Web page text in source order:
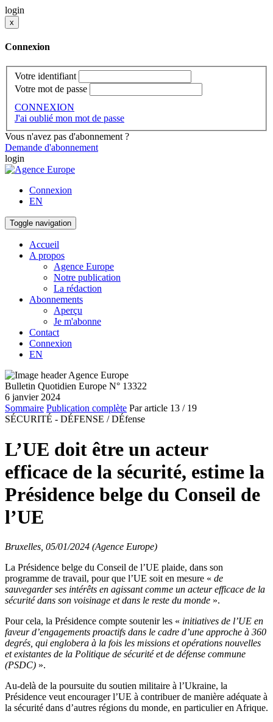
login
x
Connexion
Votre identifiant
Votre mot de passe
CONNEXION
J'ai oublié mon mot de passe
Vous n'avez pas d'abonnement ?
Demande d'abonnement
login
Connexion
EN
Toggle navigation
Accueil
A propos
Agence Europe
Notre publication
La rédaction
Abonnements
Aperçu
Je m'abonne
Contact
Connexion
EN
Bulletin Quotidien Europe N° 13322
6 janvier 2024
Sommaire Publication complète Par article 13 / 19
SÉCURITÉ - DÉFENSE / DÉfense
L’UE doit être un acteur
efficace de la sécurité, estime la
Présidence belge du Conseil de
l’UE
Bruxelles, 05/01/2024 (Agence Europe)
La Présidence belge du Conseil de l’UE plaide, dans son
programme de travail, pour que l’UE soit en mesure « de
sauvegarder ses intérêts en agissant comme un acteur efficace de la
sécurité dans son voisinage et dans le reste du monde ».
Pour cela, la Présidence compte soutenir les « initiatives de l’UE en
faveur d’engagements proactifs dans le cadre d’une approche à 360
degrés, qui englobera à la fois les missions et opérations nouvelles
et existantes de la Politique de sécurité et de défense commune
(PSDC) ».
Au-delà de la poursuite du soutien militaire à l’Ukraine, la
Présidence veut encourager l’UE à contribuer de manière adéquate à
la sécurité dans d’autres régions du monde, en particulier en Afrique.